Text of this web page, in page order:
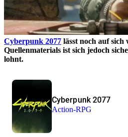
Cyberpunk 2077 lässt noch auf
Quellenmaterials ist sich jedoch
lohnt.
Cyberpunk 2077
Action-RPG